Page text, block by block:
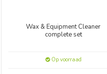
Wax & Equipment Cleaner
complete set
Op voorraad